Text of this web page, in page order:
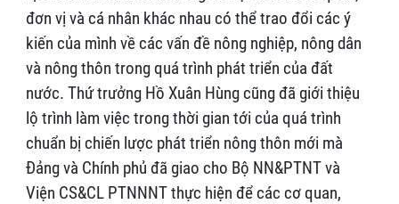
đơn vị và cá nhân khác nhau có thể trao đổi các ý
kiến của mình về các vấn đề nông nghiệp, nông dân
và nông thôn trong quá trình phát triển của đất
nước. Thứ trưởng Hồ Xuân Hùng cũng đã giới thiệu
lộ trình làm việc trong thời gian tới của quá trình
chuẩn bị chiến lược phát triển nông thôn mới mà
Đảng và Chính phủ đã giao cho Bộ NN&PTNT và
Viện CS&CL PTNNNT thực hiện để các cơ quan,